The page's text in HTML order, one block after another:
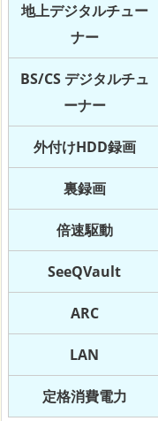
地上デジタルチュー
ナー
BS/CS デジタルチュ
ーナー
外付けHDD録画
裏録画
倍速駆動
SeeQVault
ARC
LAN
定格消費電力